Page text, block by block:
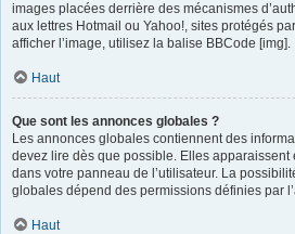
images placées derrière des mécanismes
aux lettres Hotmail ou Yahoo!, sites protégés
afficher l’image, utilisez la balise BBCode [img].
Haut
Que sont les annonces globales ?
Les annonces globales contiennent des
devez lire dès que possible. Elles apparaissent
dans votre panneau de l’utilisateur. La
globales dépend des permissions définies par
Haut